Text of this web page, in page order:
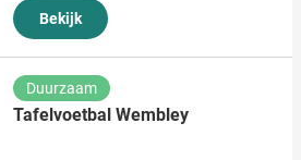
Bekijk
Duurzaam
Tafelvoetbal Wembley